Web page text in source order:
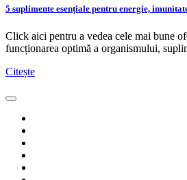
5 suplimente esențiale pentru energie,
Click aici pentru a vedea cele mai bune
funcționarea optimă a organismului,
Citește